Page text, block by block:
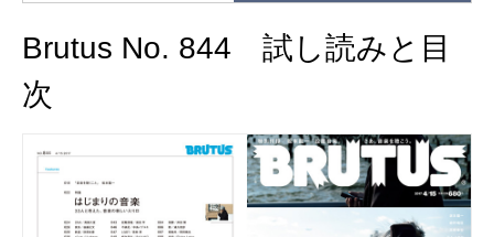
Brutus No. 844 試し読みと目
次